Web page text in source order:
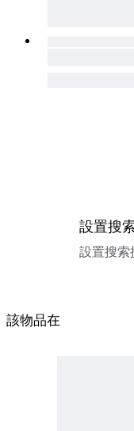
設置搜
設置搜索
該物品在